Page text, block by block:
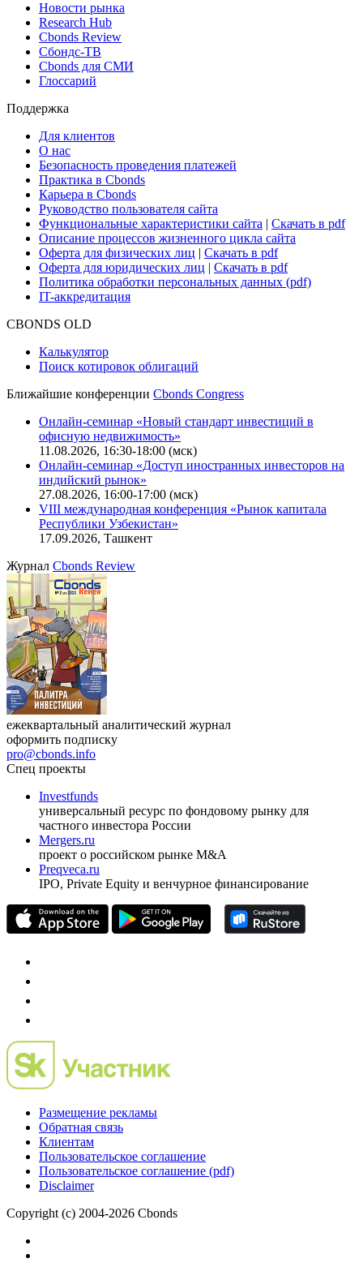
Поиск ETF & Funds
Новости и Аналитика
Новости рынка
Research Hub
Cbonds Review
Сбондс-ТВ
Глоссарий
Поддержка
Для клиентов
О нас
Безопасность проведения платежей
Практика в Cbonds
Карьера в Cbonds
Руководство пользователя сайта
Функциональные характеристики сайта|Скачать в pdf
Описание процессов жизненного цикла сайта
Оферта для физических лиц
Оферта для юридических лиц
IT-аккредитация
Поиск котировок облигаций
Ближайшие конференцииCbonds Congress
Онлайн-семинар «Новый стандарт инвестиций в
офисную недвижимость»
11.08.2026, 16:30-18:00 (мск)
Онлайн-семинар «Доступ иностранных инвесторов на
индийский рынок»
VIII международная конференция «Рынок капитала
Республики Узбекистан»
17.09.2026, Ташкент
ЖурналCbonds Review
ежеквартальный аналитический журнал
оформить подписку
pro@cbonds.info
Спец проекты
Investfunds
универсальный ресурс по фондовому рынку для
частного инвестора России
проект о российском рынке M&A
Preqveca.ru
Размещение рекламы
Обратная связь
Пользовательское соглашение